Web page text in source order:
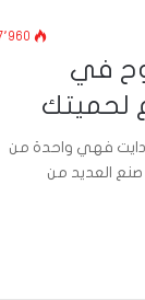
في
لحميتك
دايت فهي واحدة من
العديد من